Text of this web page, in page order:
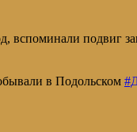
вспоминали подвиг
в Подольском